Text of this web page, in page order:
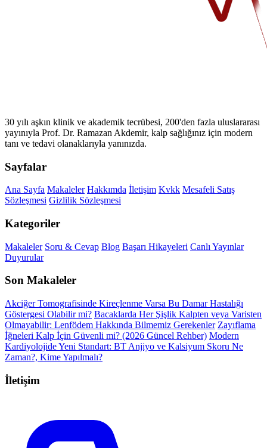
30 yılı aşkın klinik ve akademik tecrübesi, 200'den fazla uluslararası
yayınıyla Prof. Dr. Ramazan Akdemir, kalp sağlığınız için modern
tanı ve tedavi olanaklarıyla yanınızda.
Sayfalar
Ana Sayfa Makaleler Hakkımda İletişim Kvkk Mesafeli Satış
Sözleşmesi Gizlilik Sözleşmesi
Kategoriler
Makaleler Soru & Cevap Blog Başarı Hikayeleri Canlı Yayınlar
Duyurular
Son Makaleler
Akciğer Tomografisinde Kireçlenme Varsa Bu Damar Hastalığı
Göstergesi Olabilir mi? Bacaklarda Her Şişlik Kalpten veya Varisten
Olmayabilir: Lenfödem Hakkında Bilmemiz Gerekenler Zayıflama
İğneleri Kalp İçin Güvenli mi? (2026 Güncel Rehber) Modern
Kardiyolojide Yeni Standart: BT Anjiyo ve Kalsiyum Skoru Ne
Zaman?, Kime Yapılmalı?
İletişim